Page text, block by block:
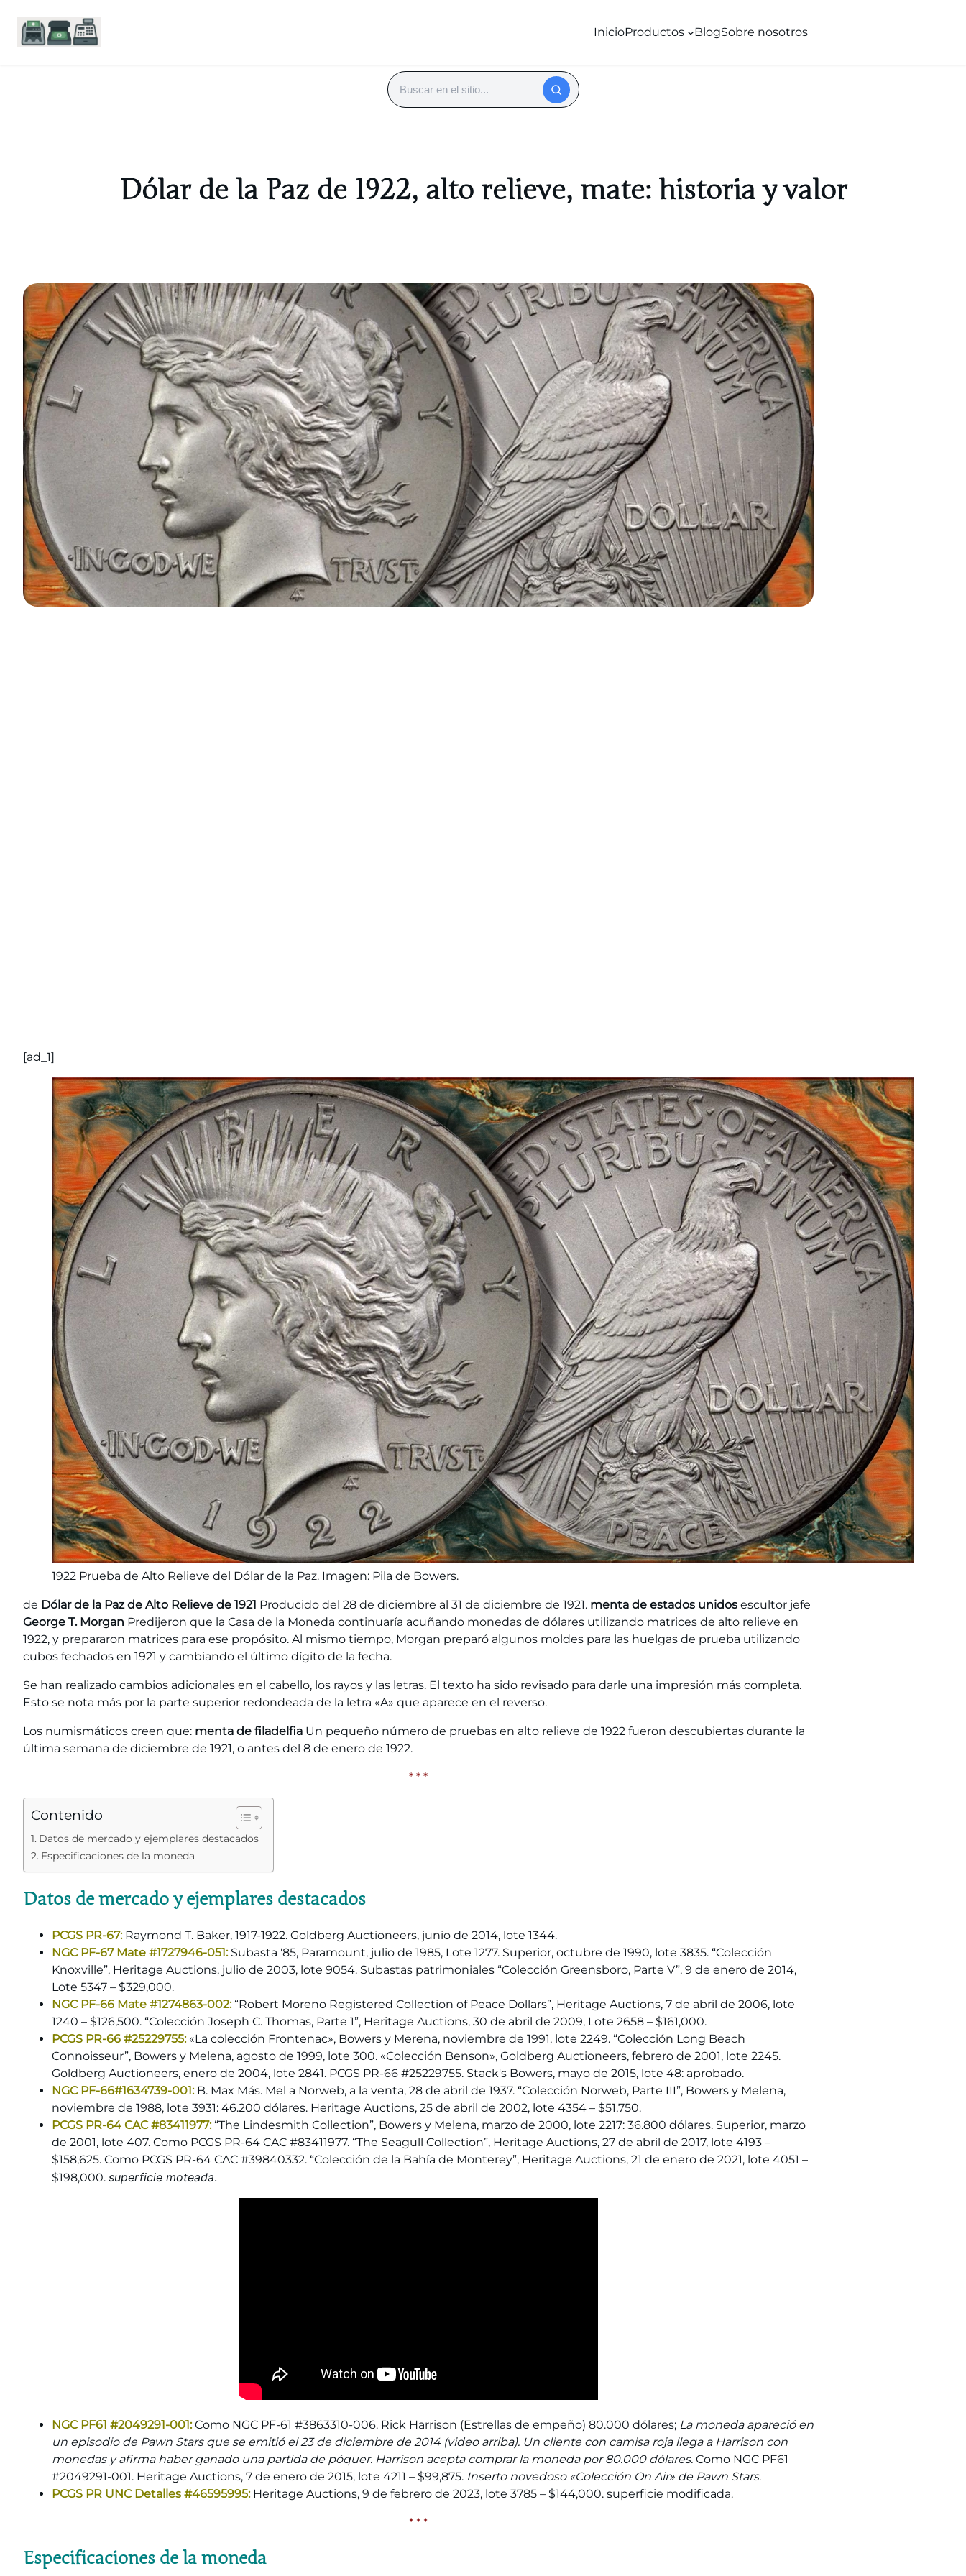
InicioProductos BlogSobre nosotros
Buscar
Dólar de la Paz de 1922, alto relieve, mate: historia y valor
[ad_1]
1922 Prueba de Alto Relieve del Dólar de la Paz. Imagen: Pila de Bowers.
de Dólar de la Paz de Alto Relieve de 1921 Producido del 28 de diciembre al 31 de diciembre de 1921. menta de estados unidos escultor jefe
George T. Morgan Predijeron que la Casa de la Moneda continuaría acuñando monedas de dólares utilizando matrices de alto relieve en
1922, y prepararon matrices para ese propósito. Al mismo tiempo, Morgan preparó algunos moldes para las huelgas de prueba utilizando
cubos fechados en 1921 y cambiando el último dígito de la fecha.
Se han realizado cambios adicionales en el cabello, los rayos y las letras. El texto ha sido revisado para darle una impresión más completa.
Esto se nota más por la parte superior redondeada de la letra «A» que aparece en el reverso.
Los numismáticos creen que: menta de filadelfia Un pequeño número de pruebas en alto relieve de 1922 fueron descubiertas durante la
última semana de diciembre de 1921, o antes del 8 de enero de 1922.
* * *
Contenido
Datos de mercado y ejemplares destacados
Especificaciones de la moneda
Datos de mercado y ejemplares destacados
PCGS PR-67:Raymond T. Baker, 1917-1922. Goldberg Auctioneers, junio de 2014, lote 1344.
NGC PF-67 Mate #1727946-051:Subasta '85, Paramount, julio de 1985, Lote 1277. Superior, octubre de 1990, lote 3835. “Colección
Knoxville”, Heritage Auctions, julio de 2003, lote 9054. Subastas patrimoniales “Colección Greensboro, Parte V”, 9 de enero de 2014,
Lote 5347 – $329,000.
NGC PF-66 Mate #1274863-002:“Robert Moreno Registered Collection of Peace Dollars”, Heritage Auctions, 7 de abril de 2006, lote
1240 – $126,500. “Colección Joseph C. Thomas, Parte 1”, Heritage Auctions, 30 de abril de 2009, Lote 2658 – $161,000.
PCGS PR-66 #25229755:«La colección Frontenac», Bowers y Merena, noviembre de 1991, lote 2249. “Colección Long Beach
Connoisseur”, Bowers y Melena, agosto de 1999, lote 300. «Colección Benson», Goldberg Auctioneers, febrero de 2001, lote 2245.
Goldberg Auctioneers, enero de 2004, lote 2841. PCGS PR-66 #25229755. Stack's Bowers, mayo de 2015, lote 48: aprobado.
NGC PF-66#1634739-001:B. Max Más. Mel a Norweb, a la venta, 28 de abril de 1937. “Colección Norweb, Parte III”, Bowers y Melena,
noviembre de 1988, lote 3931: 46.200 dólares. Heritage Auctions, 25 de abril de 2002, lote 4354 – $51,750.
PCGS PR-64 CAC #83411977:“The Lindesmith Collection”, Bowers y Melena, marzo de 2000, lote 2217: 36.800 dólares. Superior, marzo
de 2001, lote 407. Como PCGS PR-64 CAC #83411977. “The Seagull Collection”, Heritage Auctions, 27 de abril de 2017, lote 4193 –
$158,625. Como PCGS PR-64 CAC #39840332. “Colección de la Bahía de Monterey”, Heritage Auctions, 21 de enero de 2021, lote 4051 –
$198,000. superficie moteada.
NGC PF61 #2049291-001:Como NGC PF-61 #3863310-006. Rick Harrison (Estrellas de empeño) 80.000 dólares; La moneda apareció en
un episodio de Pawn Stars que se emitió el 23 de diciembre de 2014 (video arriba). Un cliente con camisa roja llega a Harrison con
monedas y afirma haber ganado una partida de póquer. Harrison acepta comprar la moneda por 80.000 dólares. Como NGC PF61
#2049291-001. Heritage Auctions, 7 de enero de 2015, lote 4211 – $99,875. Inserto novedoso «Colección On Air» de Pawn Stars.
PCGS PR UNC Detalles #46595995:Heritage Auctions, 9 de febrero de 2023, lote 3785 – $144,000. superficie modificada.
* * *
Especificaciones de la moneda